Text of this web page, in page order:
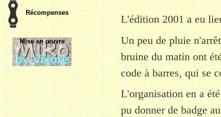
Récompenses
Mise en œuvre
L'édition 2001 a eu
Un peu de pluie
bruine du matin ont
code à barres, qui se
L'organisation en a
pu donner de badge